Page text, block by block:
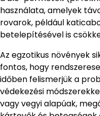
használata, amelyek
rovarok, például
betelepítésével is
Az egzotikus növények
fontos, hogy
időben felismerjük a
védekezési
vagy vegyi alapúak,